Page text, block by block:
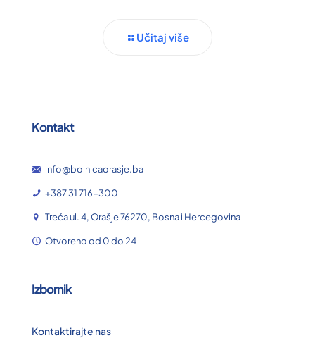
Učitaj više
Kontakt
info@bolnicaorasje.ba
+387 31 716-300
Treća ul. 4, Orašje 76270, Bosna i Hercegovina
Otvoreno od 0 do 24
Izbornik
Kontaktirajte nas